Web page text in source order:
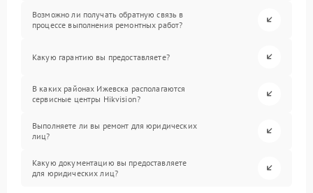
Возможно ли получать обратную связь в
процессе выполнения ремонтных работ?
Какую гарантию вы предоставляете?
В каких районах Ижевска располагаются
сервисные центры Hikvision?
Выполняете ли вы ремонт для юридических
лиц?
Какую документацию вы предоставляете
для юридических лиц?